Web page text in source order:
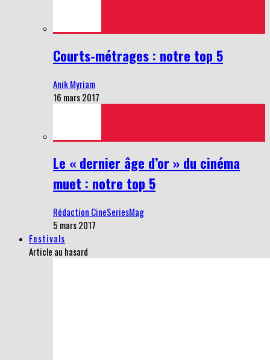
Courts-métrages : notre top 5
Anik Myriam
16 mars 2017
Le « dernier âge d’or » du cinéma
muet : notre top 5
Rédaction CineSeriesMag
5 mars 2017
Festivals
Article au hasard